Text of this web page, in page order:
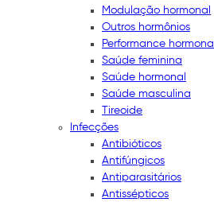
Modulação hormonal
Outros hormônios
Performance hormonal
Saúde feminina
Saúde hormonal
Saúde masculina
Tireoide
Infecções
Antibióticos
Antifúngicos
Antiparasitários
Antissépticos